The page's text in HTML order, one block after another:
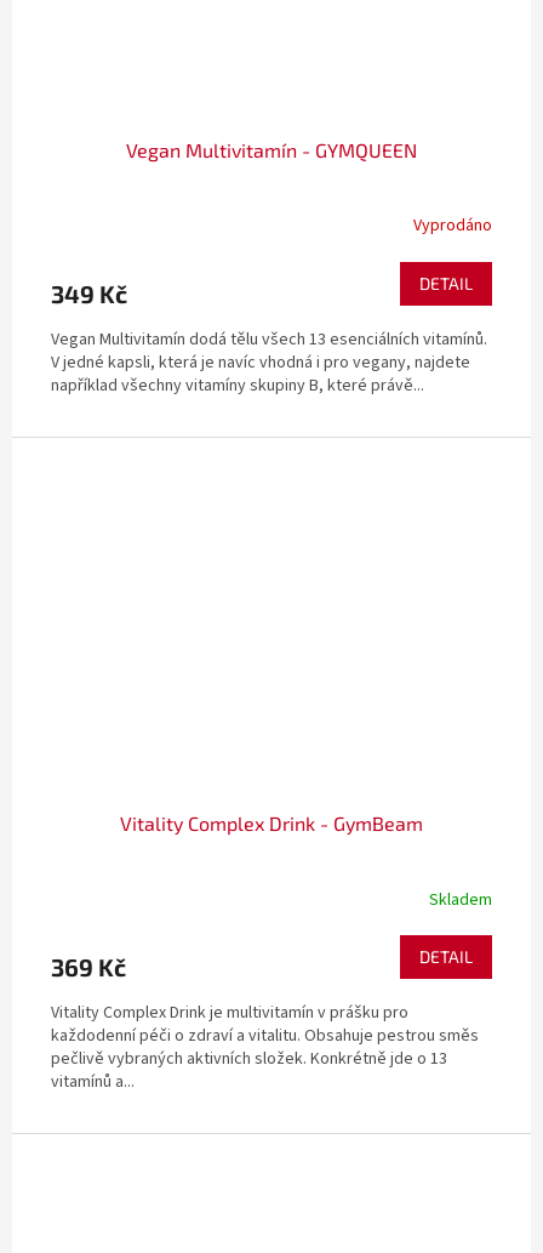
Vegan Multivitamín - GYMQUEEN
Vyprodáno
349 Kč DETAIL
Vegan Multivitamín dodá tělu všech 13 esenciálních vitamínů.
V jedné kapsli, která je navíc vhodná i pro vegany, najdete
například všechny vitamíny skupiny B, které právě...
Vitality Complex Drink - GymBeam
Skladem
369 Kč DETAIL
Vitality Complex Drink je multivitamín v prášku pro
každodenní péči o zdraví a vitalitu. Obsahuje pestrou směs
pečlivě vybraných aktivních složek. Konkrétně jde o 13
vitamínů a...